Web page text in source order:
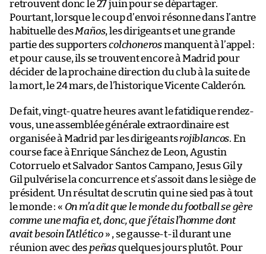
retrouvent donc le 27 juin pour se départager.
Pourtant, lorsque le coup d’envoi résonne dans l’antre
habituelle desMaños, les dirigeants et une grande
partie des supporterscolchonerosmanquent à l’appel :
et pour cause, ils se trouvent encore à Madrid pour
décider de la prochaine direction du club à la suite de
la mort, le 24 mars, de l’historique Vicente Calderón.
De fait, vingt-quatre heures avant le fatidique rendez-
vous, une assemblée générale extraordinaire est
organisée à Madrid par les dirigeantsrojiblancos. En
course face à Enrique Sánchez de Leon, Agustin
Cotorruelo et Salvador Santos Campano, Jesus Gil y
Gil pulvérise la concurrence et s’assoit dans le siège de
président. Un résultat de scrutin qui ne sied pas à tout
le monde : « On m’a dit que le monde du football se gère
comme une mafia et, donc, que j’étais l’homme dont
avait besoin l’Atlético» , se gausse-t-il durant une
réunion avec des peñasquelques jours plutôt. Pour